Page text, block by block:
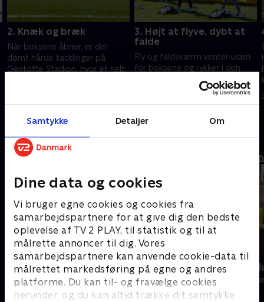
Samtykke Detaljer Om
Dine data og cookies
Vi bruger egne cookies og cookies fra
samarbejdspartnere for at give dig den bedste
oplevelse af TV 2 PLAY, til statistik og til at
målrette annoncer til dig. Vores
samarbejdspartnere kan anvende cookie-data til
målrettet markedsføring på egne og andres
platforme. Du kan til- og fravælge cookies
herunder, og du kan altid trække dit samtykke
2. Knæk og bræk
Når boksene åbner, er der
dømt hårde tacklinger på
Gentofte Stadion, hvor et helt
velkomst.
3. Højt at flyve, dybt at
falde
Fly og faldskærm venter uden
for boksene og rykker i den
grad ved deltagernes grænser,
når de på turen ned også skal
15. august 2025 • 57 min
Andre så også
24 stjerners julikalender
TV-Shows • 1 sæsoner
Danmarks
TV-Shows • 1